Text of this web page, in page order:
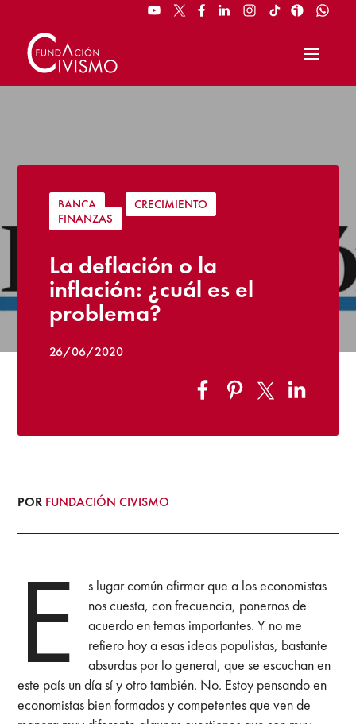
BANCA | CRECIMIENTO
FINANZAS
La deflación o la
inflación: ¿cuál es el
problema?
26/06/2020
POR FUNDACIÓN CIVISMO
E
s lugar común afirmar que a los economistas
nos cuesta, con frecuencia, ponernos de
acuerdo en temas importantes. Y no me
refiero hoy a esas ideas populistas, bastante
absurdas por lo general, que se escuchan en
este país un día sí y otro también. No. Estoy pensando en
economistas bien formados y competentes que ven de